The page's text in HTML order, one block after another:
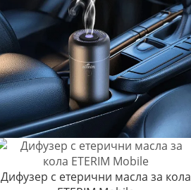
Дифузер с етерични масла за кола